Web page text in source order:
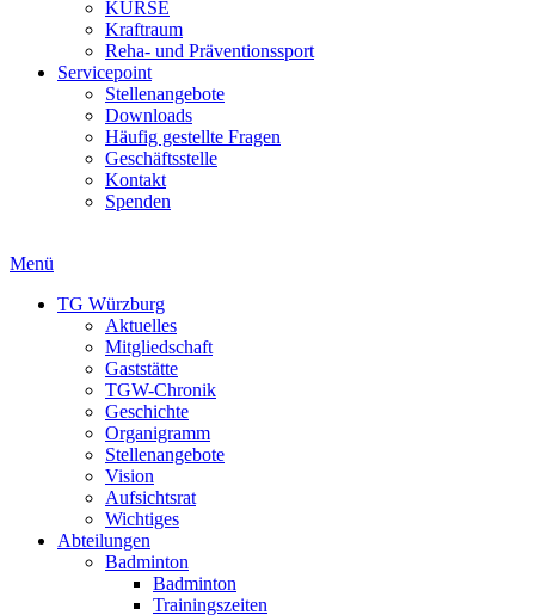
KURSE
Kraftraum
Reha- und Präventionssport
Servicepoint
Stellenangebote
Downloads
Häufig gestellte Fragen
Geschäftsstelle
Kontakt
Spenden
Menü
TG Würzburg
Aktuelles
Mitgliedschaft
Gaststätte
TGW-Chronik
Geschichte
Organigramm
Stellenangebote
Vision
Aufsichtsrat
Wichtiges
Abteilungen
Badminton
Badminton
Trainingszeiten